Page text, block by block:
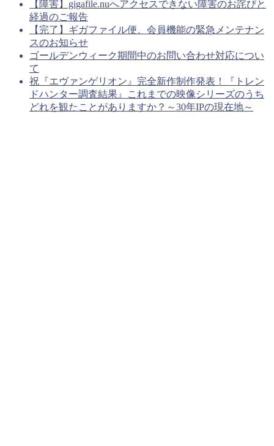
【障害】gigafile.nuへアクセスできない障害のお詫びと
経過のご報告
【完了】ギガファイル便、会員機能の緊急メンテナン
スのお知らせ
ゴールデンウィーク期間中のお問い合わせ対応につい
て
祝『エヴァンゲリオン』完全新作制作発表！『トレン
ドハンター調査結果』これまでの映像シリーズのうち
どれを観たことがありますか？～30年IPの現在地～